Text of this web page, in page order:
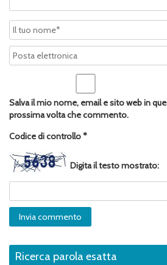
Salva il mio nome, email e sito web in
prossima volta che commento.
Codice di controllo*
Digita il testo mostrato:
Ricerca parola esatta